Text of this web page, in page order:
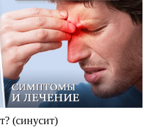
(синусит)